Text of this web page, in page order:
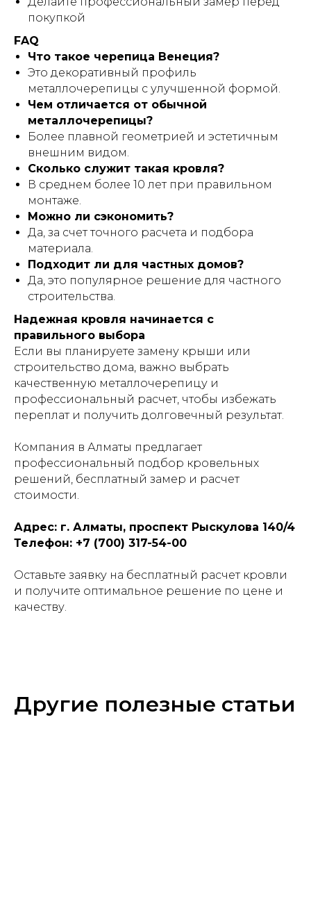
покупкой
FAQ
Что такое черепица Венеция?
Это декоративный профиль
металлочерепицы с улучшенной формой.
Чем отличается от обычной
металлочерепицы?
Более плавной геометрией и эстетичным
внешним видом.
Сколько служит такая кровля?
В среднем более 10 лет при правильном
монтаже.
Можно ли сэкономить?
Да, за счет точного расчета и подбора
материала.
Подходит ли для частных домов?
Да, это популярное решение для частного
строительства.
Надежная кровля начинается с
правильного выбора
Если вы планируете замену крыши или
строительство дома, важно выбрать
качественную металлочерепицу и
профессиональный расчет, чтобы избежать
переплат и получить долговечный результат.
Компания в Алматы предлагает
профессиональный подбор кровельных
решений, бесплатный замер и расчет
стоимости.
Адрес: г. Алматы, проспект Рыскулова 140/4
Телефон: +7 (700) 317-54-00
Оставьте заявку на бесплатный расчет кровли
и получите оптимальное решение по цене и
качеству.
Другие полезные статьи